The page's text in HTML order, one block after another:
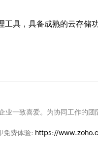
具，具备成熟的云存储
业一致喜爱。为协同工作的团
免费体验: https://